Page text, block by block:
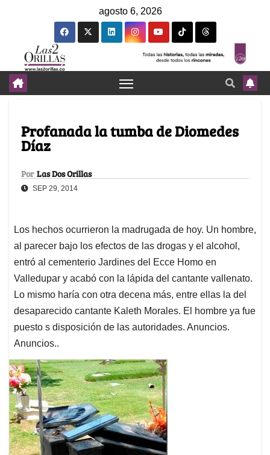
agosto 6, 2026
Profanada la tumba de Diomedes
Díaz
Por Las Dos Orillas
SEP 29, 2014
Los hechos ocurrieron la madrugada de hoy. Un hombre,
al parecer bajo los efectos de las drogas y el alcohol,
entró al cementerio Jardines del Ecce Homo en
Valledupar y acabó con la lápida del cantante vallenato.
Lo mismo haría con otra decena más, entre ellas la del
desaparecido cantante Kaleth Morales. El hombre ya fue
puesto s disposición de las autoridades. Anuncios.
Anuncios..